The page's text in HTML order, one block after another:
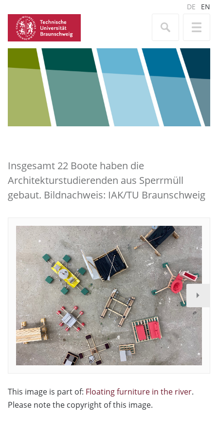
DE EN
Insgesamt 22 Boote haben die
Architekturstudierenden aus Sperrmüll
gebaut. Bildnachweis: IAK/TU Braunschweig
This image is part of: Floating furniture in the river.
Please note the copyright of this image.